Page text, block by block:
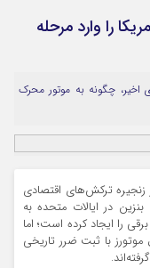
را وارد مرحله
اخیر، چگونه به موتور محرک
ترکش‌های اقتصادی
در ایالات متحده به
برقی را ایجاد کرده است؛ اما
با ثبت ضرر تاریخی